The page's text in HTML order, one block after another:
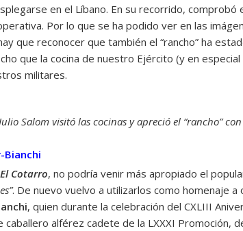
en el Líbano. En su recorrido,
Por lo que se ha podido ver en las
que reconocer que también el “rancho” ha
que la cocina de nuestro Ejército (y en
militares.
Salom visitó las cocinas y apreció el “rancho”
Bianchi
El Cotarro, no podría venir más apropiado el
. De nuevo vuelvo a utilizarlos como homenaje
, quien durante la celebración del CXLIII
alférez cadete de la LXXXI Promoción,